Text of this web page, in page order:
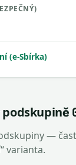
(e-Sbírka)
podskupině
—
varianta.